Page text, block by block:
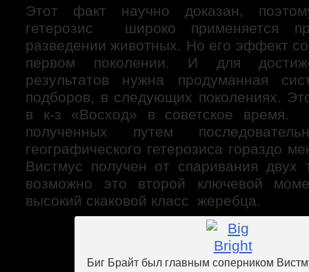
Этот факт научно доказан,
гетерозис широко применяется
разведении животных. Но его эффект
первом поколении. И для
результатов нужна продуманная
подборов, в следующих поколениях.
в к-з «Восход» в советское время.
полученных путем
географического гетерозиса гораздо
Вистмус получен от спаривания двух
возможно это второй ключевой
высокий скаковой класс жеребца.
Биг Брайт был главным соперником